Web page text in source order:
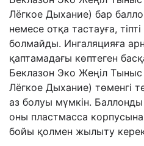
Лёгкое Дыхание) бар
немесе отқа тастауға,
болмайды. Ингаляцияға
қаптамадағы көптеген
Беклазон Эко Жеңіл
Лёгкое Дыхание) төменгі
аз болуы мүмкін.
оны пластмасса
бойы қолмен жылыту